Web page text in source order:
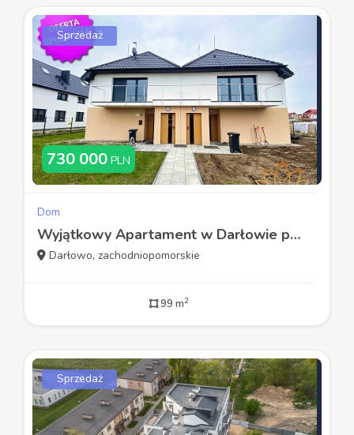
Sprzedaż
730 000 PLN
Dom
Wyjątkowy Apartament w Darłowie podzielony na dwa
Darłowo, zachodniopomorskie
99 m2
Sprzedaż